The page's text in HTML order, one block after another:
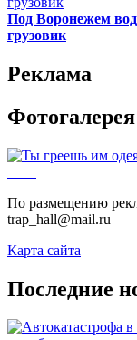
Под Воронежем
грузовик
Реклама
Фотогалерея
По размещению
trap_hall@mail.ru
Карта сайта
Последние